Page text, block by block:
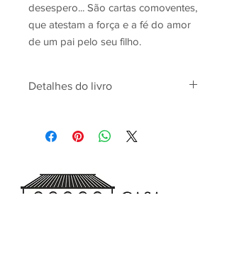
desespero... São cartas comoventes,
que atestam a força e a fé do amor
de um pai pelo seu filho.
Detalhes do livro
Dimensões: 14 x 21